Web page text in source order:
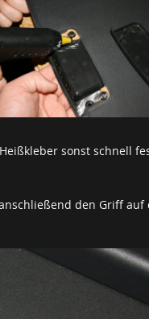
sonst schnell
den Griff auf